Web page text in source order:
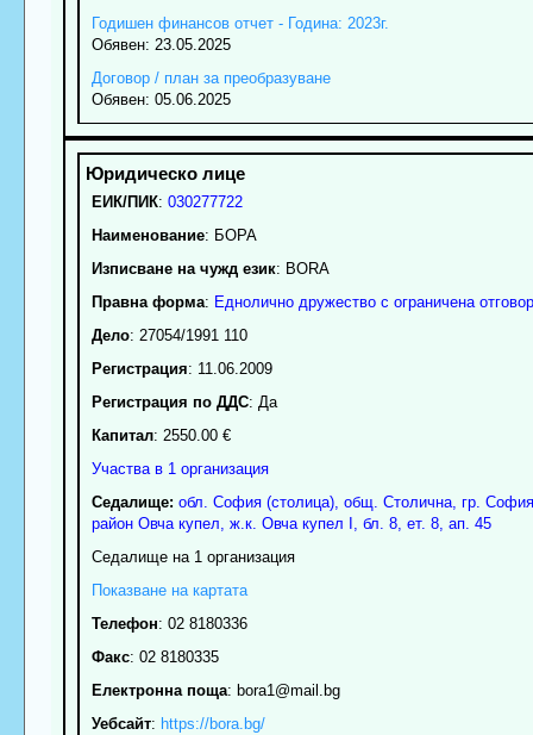
Годишен финансов отчет - Година: 2023г.
Обявен: 23.05.2025
Договор / план за преобразуване
Обявен: 05.06.2025
ЕИК/ПИК:030277722
Наименование: БОРА
Изписване на чужд език: BORA
Правна форма: Еднолично дружество с ограничена
Дело: 27054/1991 110
Регистрация: 11.06.2009
Регистрация по ДДС: Да
Капитал: 2550.00 €
Участва в 1 организация
Седалище: обл.София (столица),общ. Столична,гр.
район Овча купел,ж.к. Овча купел I, бл. 8, ет. 8, ап. 45
Седалище на 1 организация
Показване на картата
Телефон:02 8180336
Факс:02 8180335
Електронна поща: bora1@mail.bg
Уебсайт: https://bora.bg/